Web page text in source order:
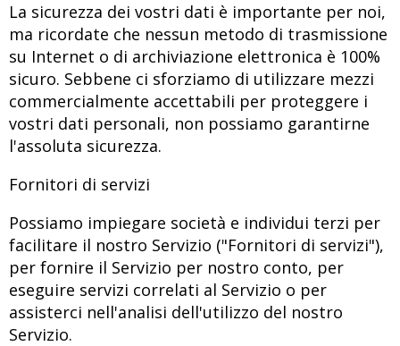
La sicurezza dei vostri dati è importante per noi,
ma ricordate che nessun metodo di trasmissione
su Internet o di archiviazione elettronica è 100%
sicuro. Sebbene ci sforziamo di utilizzare mezzi
commercialmente accettabili per proteggere i
vostri dati personali, non possiamo garantirne
l'assoluta sicurezza.
Fornitori di servizi
Possiamo impiegare società e individui terzi per
facilitare il nostro Servizio ("Fornitori di servizi"),
per fornire il Servizio per nostro conto, per
eseguire servizi correlati al Servizio o per
assisterci nell'analisi dell'utilizzo del nostro
Servizio.